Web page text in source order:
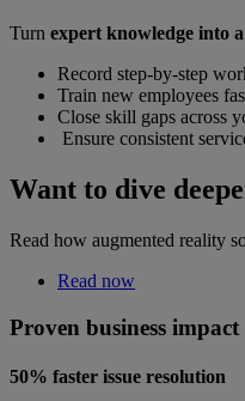
Turn expert knowledge into
Record step-by-step
Train new employees
Close skill gaps across
Ensure consistent
Want to dive
Read how augmented reality
Read now
Proven business impact
50% faster issue resolution